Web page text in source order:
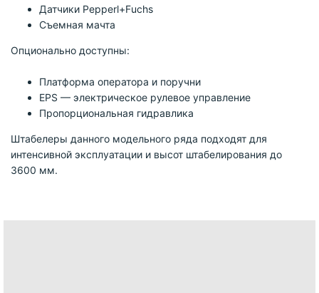
Датчики Pepperl+Fuchs
Съемная мачта
Опционально доступны:
Платформа оператора и поручни
EPS — электрическое рулевое управление
Пропорциональная гидравлика
Штабелеры данного модельного ряда подходят для
интенсивной эксплуатации и высот штабелирования до
3600 мм.